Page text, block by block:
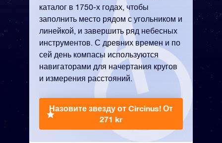
каталог в 1750-х годах, чтобы
заполнить место рядом с угольником и
линейкой, и завершить ряд небесных
инструментов. С древних времен и по
сей день компасы используются
навигаторами для начертания кругов
и измерения расстояний.
Назовите звезду от Circinus! От
271 kr